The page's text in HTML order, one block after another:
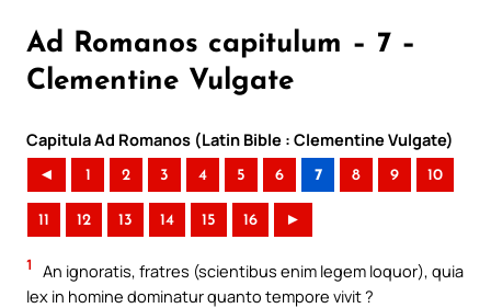
Ad Romanos capitulum – 7 –
Clementine Vulgate
Capitula Ad Romanos (Latin Bible : Clementine Vulgate)
◄ 1 2 3 4 5 6 7 8 9 10
11 12 13 14 15 16 ►
1
An ignoratis, fratres (scientibus enim legem loquor), quia
lex in homine dominatur quanto tempore vivit ?